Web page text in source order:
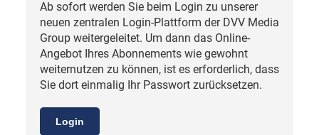
Ab sofort werden Sie beim Login zu unserer
neuen zentralen Login-Plattform der DVV Media
Group weitergeleitet. Um dann das Online-
Angebot Ihres Abonnements wie gewohnt
weiternutzen zu können, ist es erforderlich, dass
Sie dort einmalig Ihr Passwort zurücksetzen.
Login